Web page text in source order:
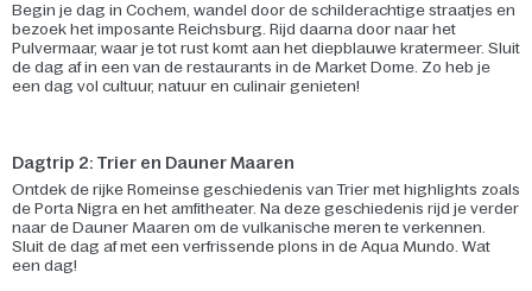
Begin je dag in Cochem, wandel door de schilderachtige straatjes en
bezoek het imposante Reichsburg. Rijd daarna door naar het
Pulvermaar, waar je tot rust komt aan het diepblauwe kratermeer. Sluit
de dag af in een van de restaurants in de Market Dome. Zo heb je
een dag vol cultuur, natuur en culinair genieten!
Dagtrip 2: Trier en Dauner Maaren
Ontdek de rijke Romeinse geschiedenis van Trier met highlights zoals
de Porta Nigra en het amfitheater. Na deze geschiedenis rijd je verder
naar de Dauner Maaren om de vulkanische meren te verkennen.
Sluit de dag af met een verfrissende plons in de Aqua Mundo. Wat
een dag!